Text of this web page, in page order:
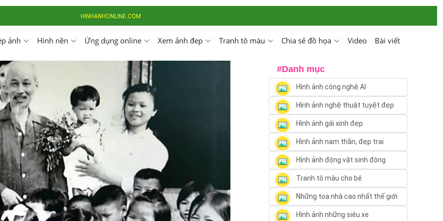
HINHANHONLINE.COM
ảnh Hình nền Ứng dụng online Xem ảnh đep Tranh tô màu Chia sẻ đồ họa Video Bài viết
#Danh mục
Hình ảnh công nghệ AI
Hình ảnh nghệ thuật tuyệt đẹp
Hình ảnh gái xinh đẹp
Hình ảnh nam thần, đẹp trai
Hình ảnh động vật sinh động
Tranh tô màu cho bé
Những toa nhà cao nhất thế giới
Hình ảnh những siêu xe